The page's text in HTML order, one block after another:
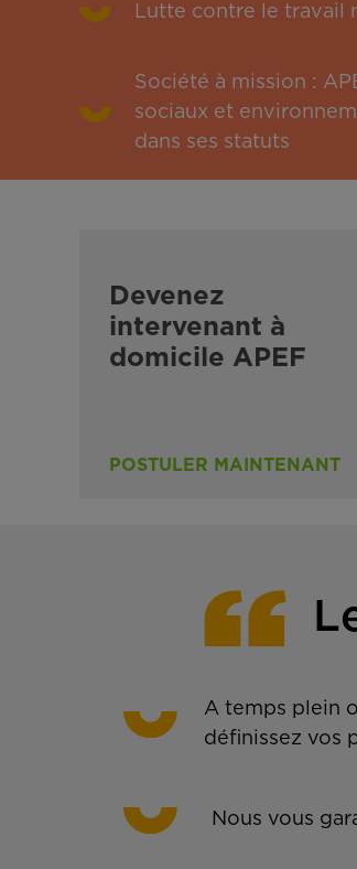
Lutte contre le travail
Société à mission :
sociaux et
dans ses statuts
Devenez
intervenant à
domicile APEF
POSTULER MAINTENANT
A temps plein
définissez vos
Nous vous